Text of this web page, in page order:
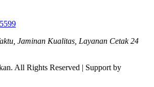
Jaminan Kualitas, Layanan Cetak 24
All Rights Reserved | Support by